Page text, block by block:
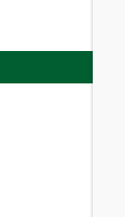
號碼牌！最新雇主品